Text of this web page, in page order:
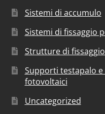
Sistemi di accumulo
Sistemi di fissaggio
Strutture di
Supporti testapalo
fotovoltaici
Uncategorized